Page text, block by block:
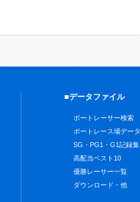
■データファイル
ボートレーサー検索
ボートレース場データ
SG・PG1・G1記録集
高配当ベスト10
優勝レーサー一覧
ダウンロード・他